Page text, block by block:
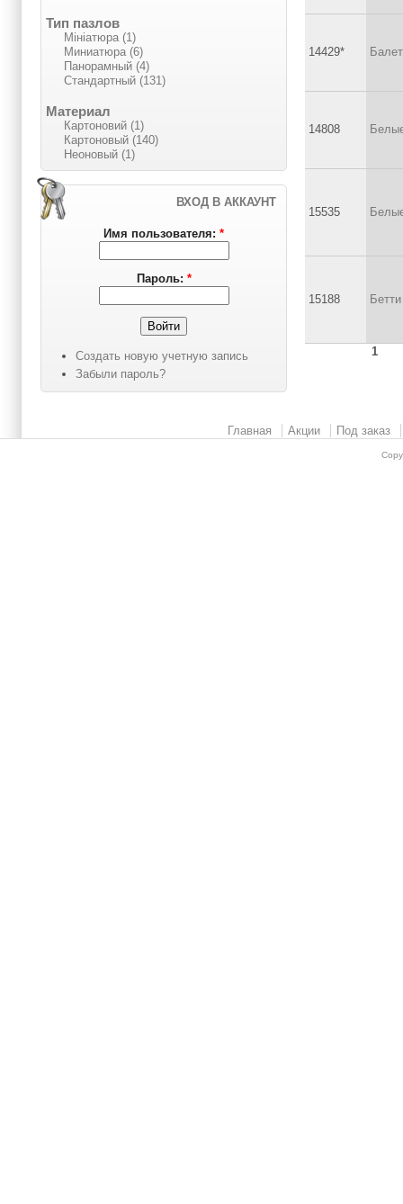
14429*
14808
15535
15188
1
Тип пазлов
Мініатюра (1)
Миниатюра (6)
Панорамный (4)
Стандартный (131)
Материал
Картоновий (1)
Картоновый (140)
Неоновый (1)
ВХОД В АККАУНТ
Имя пользователя: *
Пароль: *
Создать новую учетную запись
Забыли пароль?
Главная Акции Под заказ